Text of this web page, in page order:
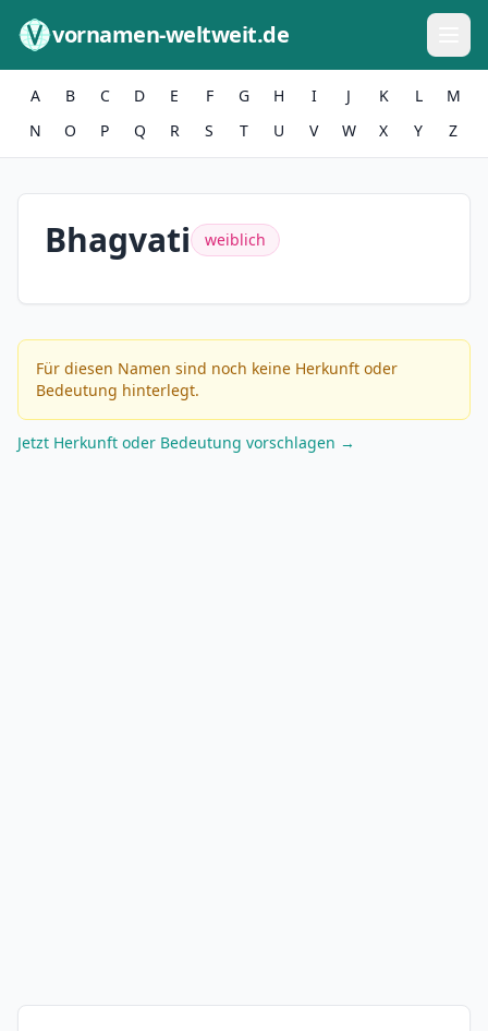
vornamen-weltweit.de
A B C D E F G H I J K L
M
N
O P Q R S T U V W X Y Z
Bhagvati weiblich
Für diesen Namen sind noch keine Herkunft oder
Bedeutung hinterlegt.
Jetzt Herkunft oder Bedeutung vorschlagen →